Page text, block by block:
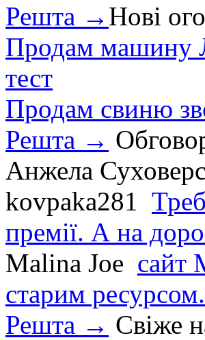
Решта → Нові
Продам машину
тест
Продам свиню
Решта →
Анжела
kovpaka281
премії. А на
Malina Joe сайт
старим
Решта → Свіже